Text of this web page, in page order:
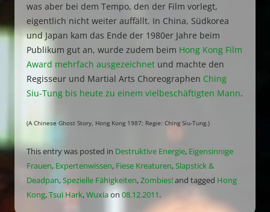
was aber bei dem Tempo, den der Film vorlegt,
eigentlich nicht weiter auffällt. In China, Südkorea
und Japan kam das Ende der 1980er Jahre beim
Publikum gut an, wurde zudem beim Hong Kong Film
Award mehrfach ausgezeichnet und machte den
Regisseur und Martial Arts Choreographen Ching
Siu-Tung bis heute zu einem vielbeschäftigten Mann.
(A Chinese Ghost Story, Hong Kong 1987; Regie: Ching Siu-Tung.)
This entry was posted in Destruktive Energie, Eigensinnige
Frauen, Expertenwissen, Fiese Kreaturen,Slapstick &
Deadpan,Spezielle Fähigkeiten,Zombies!and tagged Hong
Kong,Tsui Hark,Wuxiaon 08.12.2011.